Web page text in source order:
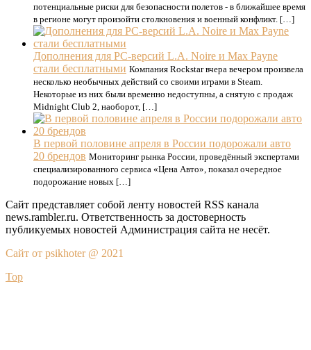
потенциальные риски для безопасности полетов - в ближайшее время
в регионе могут произойти столкновения и военный конфликт. […]
Дополнения для PC-версий L.A. Noire и Max Payne
стали бесплатными Компания Rockstar вчера вечером произвела
несколько необычных действий со своими играми в Steam.
Некоторые из них были временно недоступны, а снятую с продаж
Midnight Club 2, наоборот, […]
В первой половине апреля в России подорожали авто
20 брендов Мониторинг рынка России, проведённый экспертами
специализированного сервиса «Цена Авто», показал очередное
подорожание новых […]
Сайт представляет собой ленту новостей RSS канала
news.rambler.ru. Ответственность за достоверность
публикуемых новостей Администрация сайта не несёт.
Сайт от psikhoter @ 2021
Top